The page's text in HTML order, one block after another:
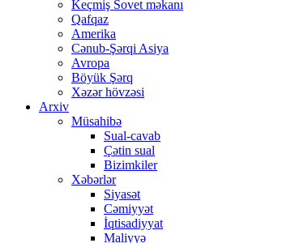
Keçmiş Sovet məkanı
Qafqaz
Amerika
Cənub-Şərqi Asiya
Avropa
Böyük Şərq
Xəzər hövzəsi
Arxiv
Müsahibə
Sual-cavab
Çətin sual
Bizimkiler
Xəbərlər
Siyasət
Cəmiyyət
İqtisadiyyat
Maliyyə